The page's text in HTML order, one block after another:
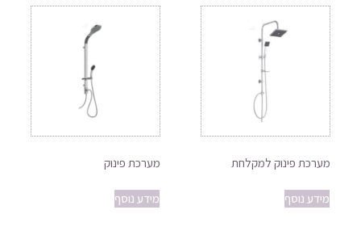
מערכת פינוק למקלחת
מידע נוסף
מערכת פינוק
מידע נוסף